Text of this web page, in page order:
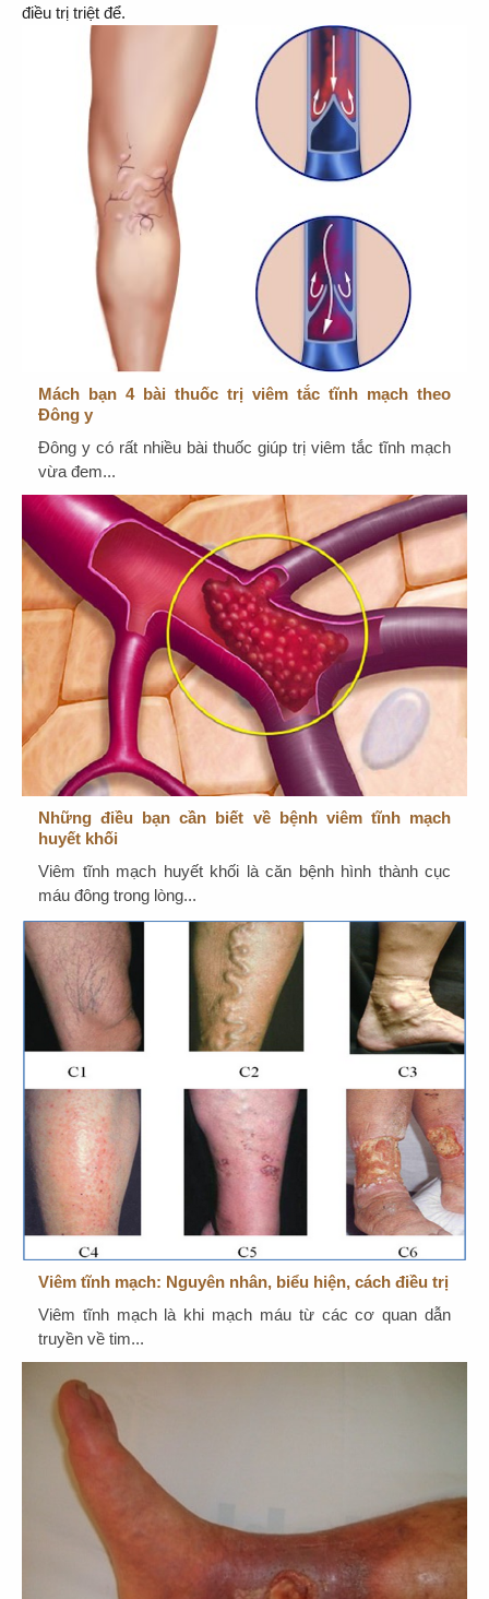
điều trị triệt để.
Mách bạn 4 bài thuốc trị viêm tắc tĩnh mạch theo
Đông y
Đông y có rất nhiều bài thuốc giúp trị viêm tắc tĩnh mạch
vừa đem...
Những điều bạn cần biết về bệnh viêm tĩnh mạch
huyết khối
Viêm tĩnh mạch huyết khối là căn bệnh hình thành cục
máu đông trong lòng...
Viêm tĩnh mạch: Nguyên nhân, biểu hiện, cách điều trị
Viêm tĩnh mạch là khi mạch máu từ các cơ quan dẫn
truyền về tim...